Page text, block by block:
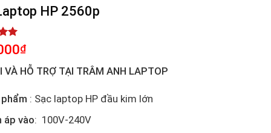
HP 2560p
₫
VÀ HỖ TRỢ TẠI TRÂM ANH LAPTOP
: Sạc laptop HP đầu kim lớn
áp vào: 100V-240V